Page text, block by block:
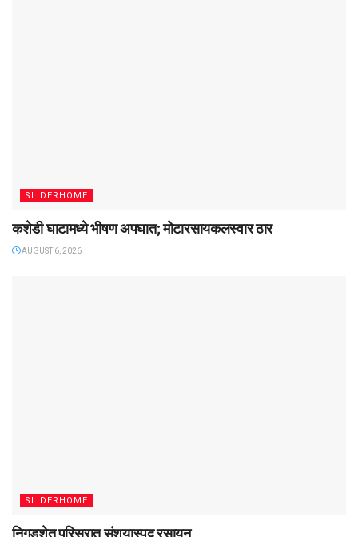
SLIDERHOME
कशेडी घाटामध्ये भीषण अपघात; मोटारसायकलस्वार ठार
AUGUST 6, 2026
SLIDERHOME
निगुडशेत परिसरात संशयास्पद रसायन